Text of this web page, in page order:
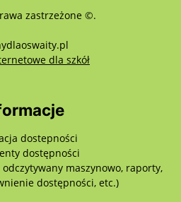
zastrzeżone ©.
dla szkółotwiera się w
dostepności
dostępności
odczytywany maszynowo, raporty,
dostępności, etc.)